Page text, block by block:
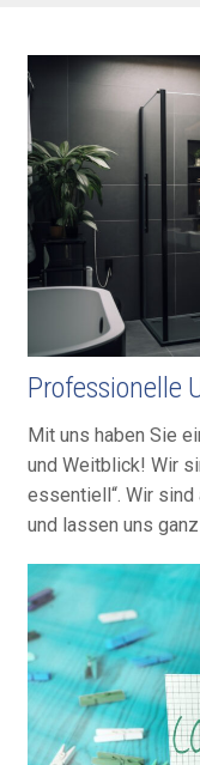
Professionelle
Mit uns haben Sie
und Weit­blick! Wir
essen­tiell“. Wir
und lassen uns